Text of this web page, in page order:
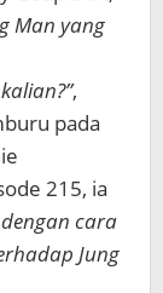
Man yang
,
pada
215, ia
cara
Jung